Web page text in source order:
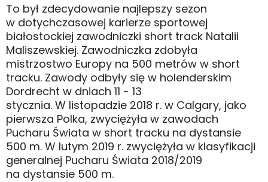
To był zdecydowanie najlepszy sezon
w dotychczasowej karierze sportowej
białostockiej zawodniczki short track Natalii
Maliszewskiej. Zawodniczka zdobyła
mistrzostwo Europy na 500 metrów w short
tracku. Zawody odbyły się w holenderskim
Dordrecht w dniach 11 - 13
stycznia. W listopadzie 2018 r. w Calgary, jako
pierwsza Polka, zwyciężyła w zawodach
Pucharu Świata w short tracku na dystansie
500 m. W lutym 2019 r. zwyciężyła w klasyfikacji
generalnej Pucharu Świata 2018/2019
na dystansie 500 m.